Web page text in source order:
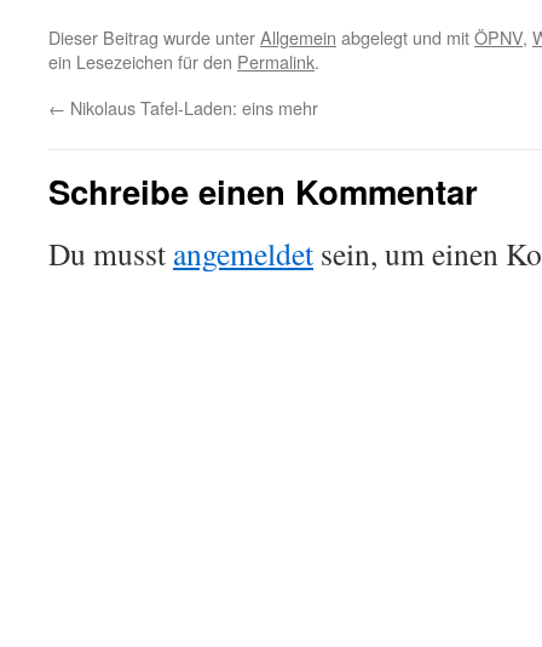
Dieser Beitrag wurde unterAllgemein abgelegt und mitÖPNV,
ein Lesezeichen für den Permalink.
← Nikolaus Tafel-Laden: eins mehr
Schreibe einen Kommentar
Du musst angemeldet sein, um einen